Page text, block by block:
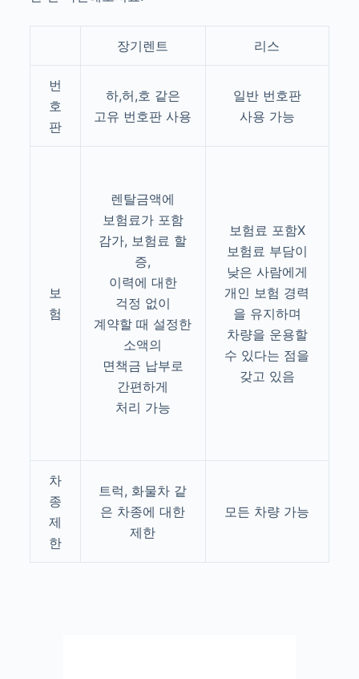
장기렌트 리스
번
호
판
하,허,호 같은
고유 번호판 사용
일반 번호판
사용 가능
보
험
렌탈금액에
보험료가 포함
감가, 보험료 할
증,
이력에 대한
걱정 없이
계약할 때 설정한
소액의
면책금 납부로
간편하게
처리 가능
보험료 포함X
보험료 부담이
낮은 사람에게
개인 보험 경력
을 유지하며
차량을 운용할
수 있다는 점을
갖고 있음
차
종
제
한
트럭, 화물차 같
은 차종에 대한
제한
모든 차량 가능